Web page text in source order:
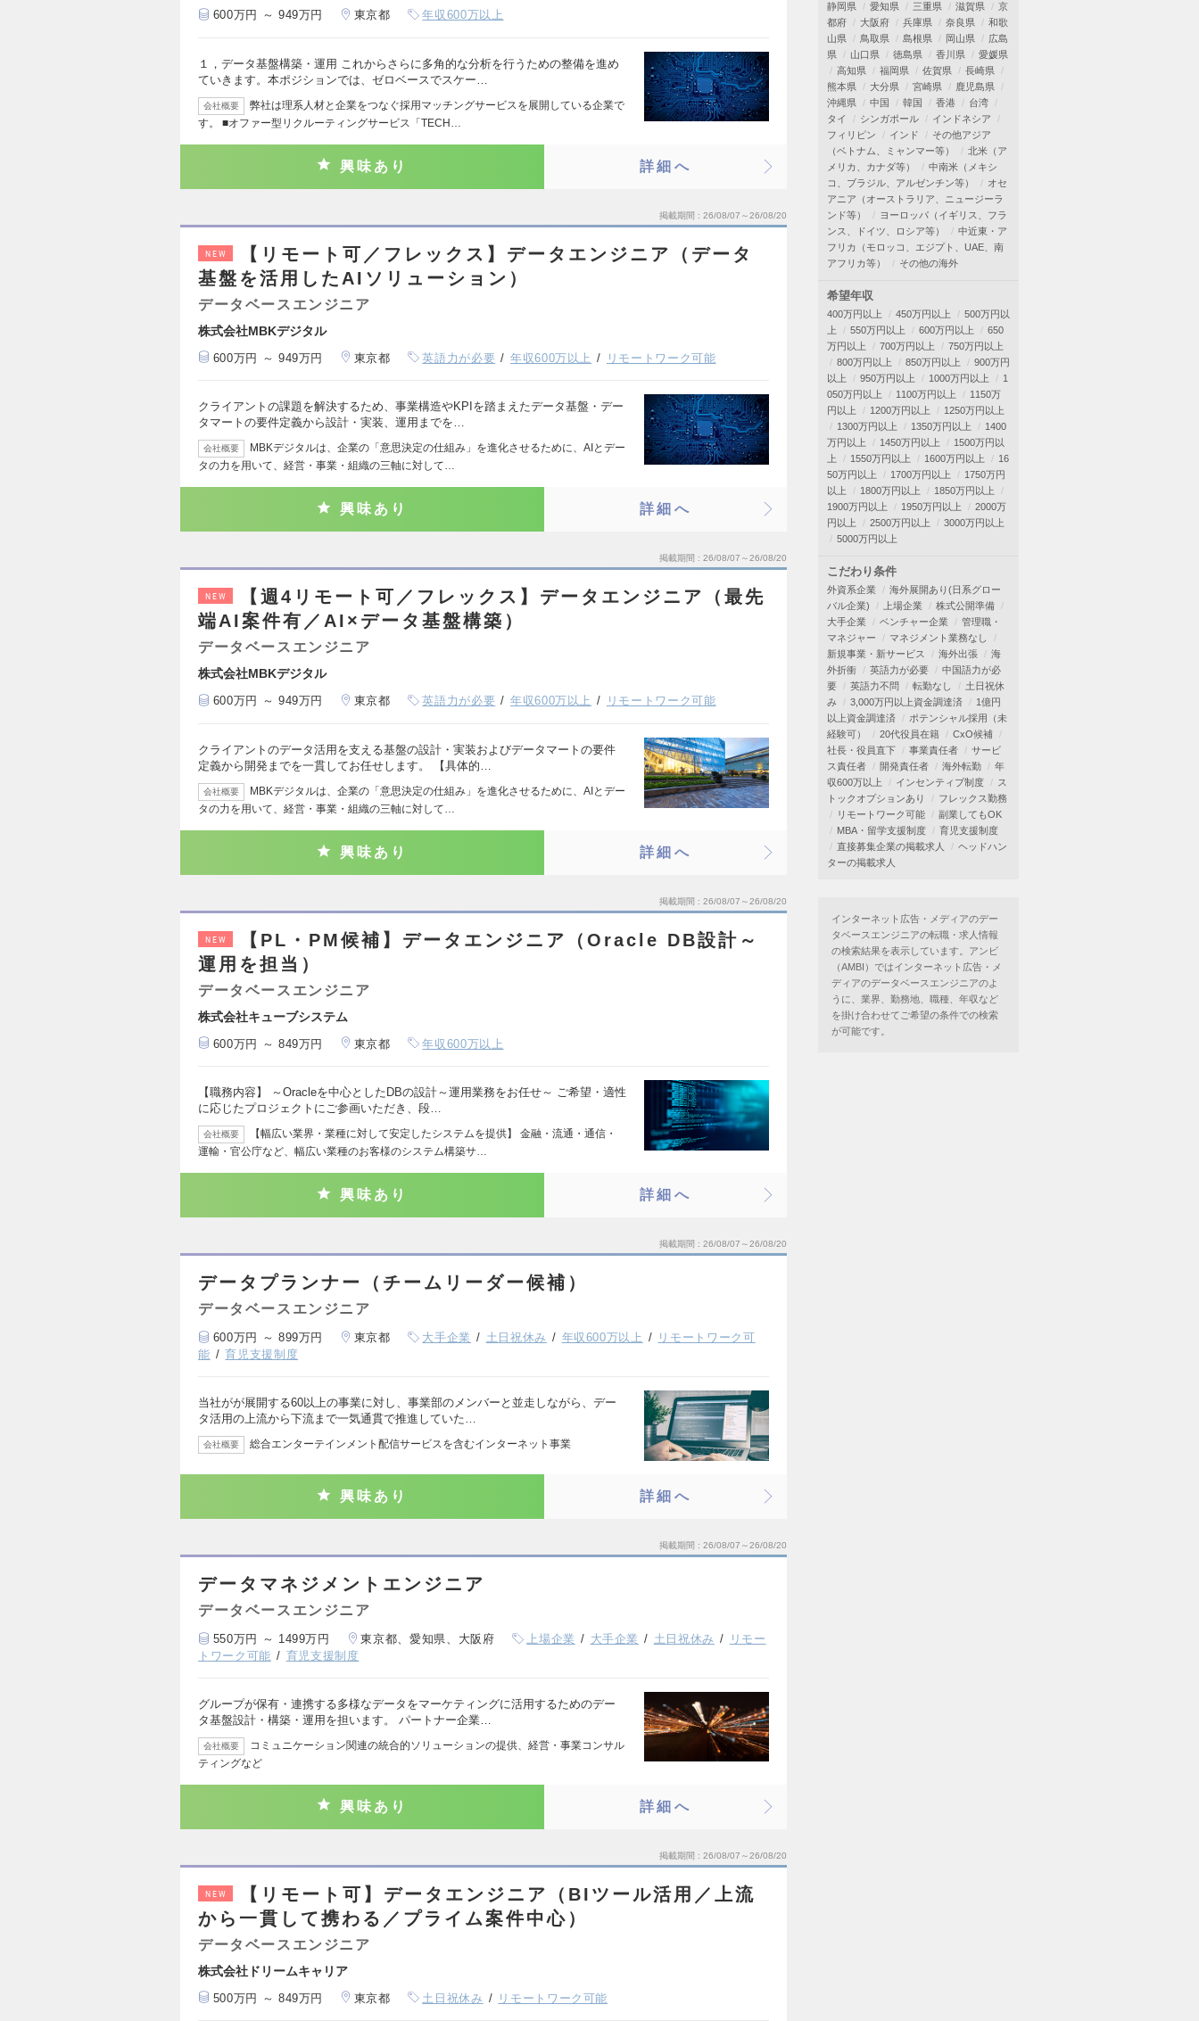
600万円 ～ 949万円 東京都 年収600万以上
１，データ基盤構築・運用 これからさらに多角的な分析を行うための整備を進め
ていきます。本ポジションでは、ゼロベースでスケー…
会社概要
弊社は理系人材と企業をつなぐ採用マッチングサービスを展開している企業で
す。 ■オファー型リクルーティングサービス「TECH…
興味あり 詳細へ
掲載期間 26/08/07～26/08/20
NEW
【リモート可／フレックス】データエンジニア（データ
基盤を活用したAIソリューション）
データベースエンジニア
株式会社MBKデジタル
600万円 ～ 949万円 東京都 英語力が必要 年収600万以上 リモートワーク可能
クライアントの課題を解決するため、事業構造やKPIを踏まえたデータ基盤・デー
タマートの要件定義から設計・実装、運用までを…
会社概要
MBKデジタルは、企業の「意思決定の仕組み」を進化させるために、AIとデー
タの力を用いて、経営・事業・組織の三軸に対して…
興味あり 詳細へ
掲載期間 26/08/07～26/08/20
NEW
【週4リモート可／フレックス】データエンジニア（最先
端AI案件有／AI×データ基盤構築）
データベースエンジニア
株式会社MBKデジタル
600万円 ～ 949万円 東京都 英語力が必要 年収600万以上 リモートワーク可能
クライアントのデータ活用を支える基盤の設計・実装およびデータマートの要件
定義から開発までを一貫してお任せします。 【具体的…
会社概要
MBKデジタルは、企業の「意思決定の仕組み」を進化させるために、AIとデー
タの力を用いて、経営・事業・組織の三軸に対して…
興味あり 詳細へ
掲載期間 26/08/07～26/08/20
NEW
【PL・PM候補】データエンジニア（Oracle DB設計～
運用を担当）
データベースエンジニア
株式会社キューブシステム
600万円 ～ 849万円 東京都 年収600万以上
【職務内容】 ～Oracleを中心としたDBの設計～運用業務をお任せ～ ご希望・適性
に応じたプロジェクトにご参画いただき、段…
会社概要
【幅広い業界・業種に対して安定したシステムを提供】 金融・流通・通信・
運輸・官公庁など、幅広い業種のお客様のシステム構築サ…
興味あり 詳細へ
掲載期間 26/08/07～26/08/20
データプランナー（チームリーダー候補）
データベースエンジニア
600万円 ～ 899万円 東京都 大手企業 土日祝休み 年収600万以上
リモートワーク可
能
育児支援制度
当社がが展開する60以上の事業に対し、事業部のメンバーと並走しながら、デー
タ活用の上流から下流まで一気通貫で推進していた…
会社概要 総合エンターテインメント配信サービスを含むインターネット事業
興味あり 詳細へ
掲載期間 26/08/07～26/08/20
データマネジメントエンジニア
データベースエンジニア
550万円 ～ 1499万円 東京都、愛知県、大阪府 上場企業 大手企業 土日祝休み
リモー
トワーク可能
育児支援制度
グループが保有・連携する多様なデータをマーケティングに活用するためのデー
タ基盤設計・構築・運用を担います。 パートナー企業…
会社概要
コミュニケーション関連の統合的ソリューションの提供、経営・事業コンサル
ティングなど
興味あり 詳細へ
掲載期間 26/08/07～26/08/20
NEW
【リモート可】データエンジニア（BIツール活用／上流
から一貫して携わる／プライム案件中心）
データベースエンジニア
株式会社ドリームキャリア
500万円 ～ 849万円 東京都 土日祝休み リモートワーク可能
静岡県
愛知県 三重県 滋賀県
京
都府
大阪府 兵庫県 奈良県
和歌
山県
鳥取県 島根県 岡山県
広島
県
山口県 徳島県 香川県
愛媛県
高知県
福岡県 佐賀県
長崎県
熊本県
大分県 宮崎県
鹿児島県
沖縄県
中国 韓国 香港
台湾
タイ
シンガポール
インドネシア
フィリピン
インド
その他アジア
（ベトナム、ミャンマー等）
北米（ア
メリカ、カナダ等）
中南米（メキシ
コ、ブラジル、アルゼンチン等）
オセ
アニア（オーストラリア、ニュージーラ
ンド等）
ヨーロッパ（イギリス、フラ
ンス、ドイツ、ロシア等）
中近東・ア
フリカ（モロッコ、エジプト、UAE、南
アフリカ等）
その他の海外
希望年収
400万円以上 450万円以上
500万円以
上
550万円以上 600万円以上
650
万円以上
700万円以上
750万円以上
800万円以上
850万円以上
900万円
以上
950万円以上 1000万円以上
1
050万円以上
1100万円以上
1150万
円以上
1200万円以上
1250万円以上
1300万円以上
1350万円以上
1400
万円以上
1450万円以上
1500万円以
上
1550万円以上 1600万円以上
16
50万円以上
1700万円以上
1750万円
以上
1800万円以上
1850万円以上
1900万円以上
1950万円以上
2000万
円以上
2500万円以上
3000万円以上
5000万円以上
こだわり条件
外資系企業
海外展開あり(日系グロー
バル企業)
上場企業
株式公開準備
大手企業
ベンチャー企業
管理職・
マネジャー
マネジメント業務なし
新規事業・新サービス
海外出張
海
外折衝
英語力が必要
中国語力が必
要
英語力不問 転勤なし
土日祝休
み
3,000万円以上資金調達済
1億円
以上資金調達済
ポテンシャル採用（未
経験可）
20代役員在籍
CxO候補
社長・役員直下
事業責任者
サービ
ス責任者
開発責任者 海外転勤
年
収600万以上
インセンティブ制度
ス
トックオプションあり
フレックス勤務
リモートワーク可能
副業してもOK
MBA・留学支援制度
育児支援制度
直接募集企業の掲載求人
ヘッドハン
ターの掲載求人
インターネット広告・メディアのデー
タベースエンジニアの転職・求人情報
の検索結果を表示しています。アンビ
（AMBI）ではインターネット広告・メ
ディアのデータベースエンジニアのよ
うに、業界、勤務地、職種、年収など
を掛け合わせてご希望の条件での検索
が可能です。